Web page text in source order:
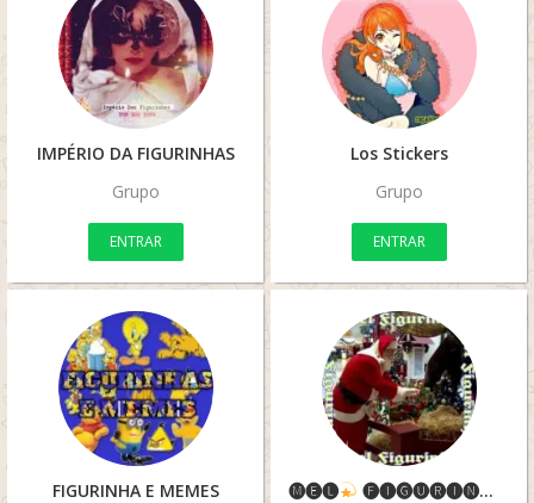
IMPÉRIO DA FIGURINHAS
Grupo
ENTRAR
Los Stickers
Grupo
ENTRAR
FIGURINHA E MEMES
🅜🅔🅛
🅕🅘🅖🅤🅡🅘🅝🅗🅐🅢